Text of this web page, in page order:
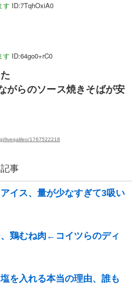
す ID:7TqhOxiA0
す ID:64go0+rC0
がらのソース焼きそばが安
livegalileo/1767522218
事
イス、量が少なすぎて3吸い
鶏むね肉←コイツらのディ
を入れる本当の理由、誰も